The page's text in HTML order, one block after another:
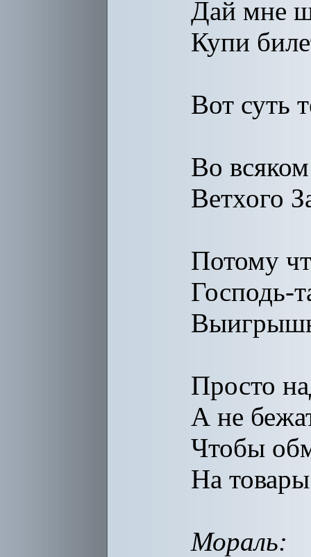
Дай мне
Купи
Вот суть
Во
Ветхого
Потому
Господь-
Просто
А не
Чтобы
На
Мораль: